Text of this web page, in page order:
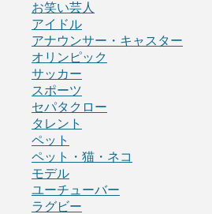
お笑い芸人
アイドル
アナウンサー・キャスター
オリンピック
サッカー
スポーツ
セパタクロー
タレント
ペット
ペット・猫・ネコ
モデル
ユーチューバー
ラグビー